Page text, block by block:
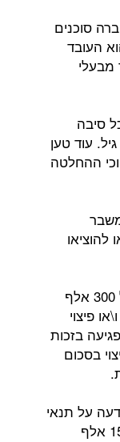
סוכנים
העובד
מבעלי
סיבה
עוד טען
ההחלטה
להוציאו
לאור כל זאת תבע העובד פיצוי בסכום של 300 אלף
פיצוי
בזכות
בסכום
על תנאי
עבודה או /שינוי בתנאי עבודה בסכום של 15 אלף